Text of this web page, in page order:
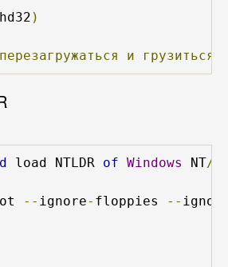
hd32 )
перезагружаться и грузиться
load NTLDR of Windows NT/
-- ignore- floppies --